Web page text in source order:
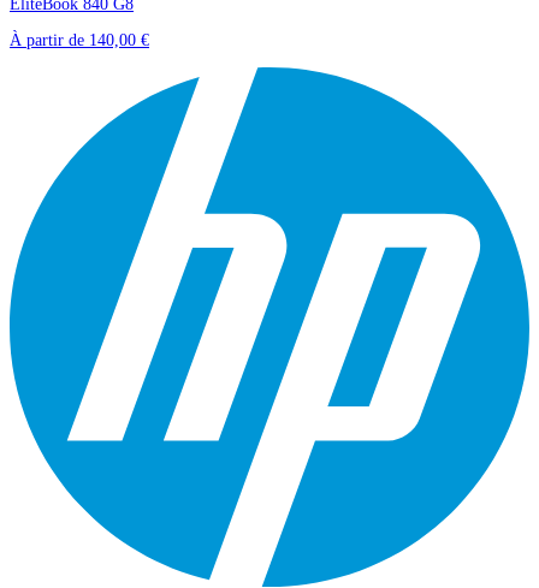
EliteBook 840 G8
À partir de 140,00 €